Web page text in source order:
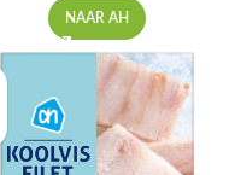
NAAR AH